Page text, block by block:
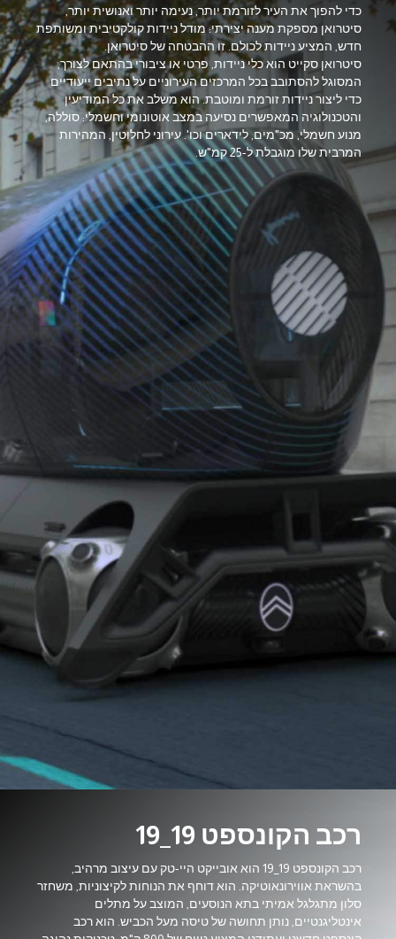
כדי להפוך את העיר לזורמת יותר, נעימה יותר ואנושית יותר,
סיטרואן מספקת מענה יצירתי: מודל ניידות קולקטיבית ומשותפת
חדש, המציע ניידות לכולם. זו ההבטחה של סיטרואן.
סיטרואן סקייט הוא כלי ניידות, פרטי או ציבורי בהתאם לצורך,
המסוגל להסתובב בכל המרכזים העירוניים על נתיבים ייעודיים
כדי ליצור ניידות זורמת ומוטבת. הוא משלב את כל המודיעין
והטכנולוגיה המאפשרים נסיעה במצב אוטונומי וחשמלי: סוללה,
מנוע חשמלי, מכ"מים, לידארים וכו'. עירוני לחלוטין, המהירות
המרבית שלו מוגבלת ל-25 קמ"ש.
רכב הקונספט 19_19
רכב הקונספט 19_19 הוא אובייקט היי-טק עם עיצוב מרהיב,
בהשראת אווירונאוטיקה. הוא דוחף את הנוחות לקיצוניות, משחזר
סלון מתגלגל אמיתי בתא הנוסעים, המוצב על מתלים
אינטליגנטיים, נותן תחושה של טיסה מעל הכביש. הוא רכב